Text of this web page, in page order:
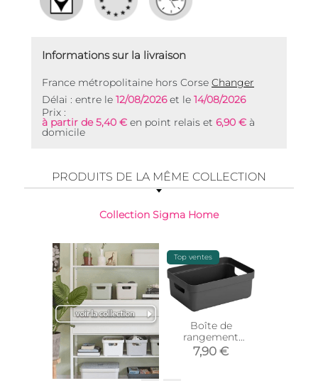
Informations sur la livraison
France métropolitaine hors Corse Changer
Délai : entre le 12/08/2026et le 14/08/2026
Prix :
à partir de 5,40 € en point relais et 6,90 € à
domicile
PRODUITS DE LA MÊME COLLECTION
Collection Sigma Home
Top ventes
Boîte de
rangement
Sigma Home Box
9L (Anthracite)
7,90 €